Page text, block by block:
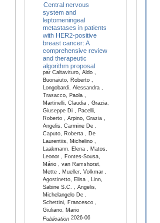
Central nervous
system and
leptomeningeal
metastases in patients
with HER2-positive
breast cancer: A
comprehensive review
and therapeutic
algorithm proposal
par Caltavituro, Aldo ,
Buonaiuto, Roberto ,
Longobardi, Alessandra ,
Trasacco, Paola ,
Martinelli, Claudia , Grazia,
Giuseppe Di , Pacelli,
Roberto , Arpino, Grazia ,
Angelis, Carmine De ,
Caputo, Roberta , De
Laurentiis, Michelino ,
Laakmann, Elena , Matos,
Leonor , Fontes-Sousa,
Mário , van Ramshorst,
Mette , Mueller, Volkmar ,
Agostinetto, Elisa , Linn,
Sabine S.C. , Angelis,
Michelangelo De ,
Schettini, Francesco ,
Giuliano, Mario
Publication2026-06